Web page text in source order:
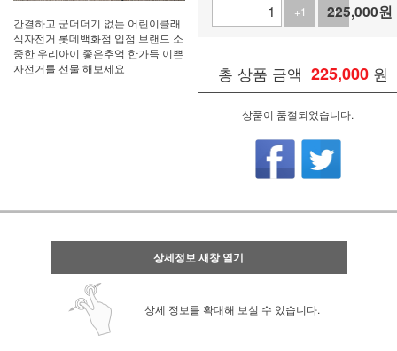
간결하고 군더더기 없는 어린이클래
식자전거 롯데백화점 입점 브랜드 소
중한 우리아이 좋은추억 한가득 이쁜
자전거를 선물 해보세요
+1
-1
225,000원
총 상품 금액 225,000 원
상품이 품절되었습니다.
상세정보 새창 열기
상세 정보를 확대해 보실 수 있습니다.